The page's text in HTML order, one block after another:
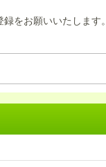
録をお願いいたしま